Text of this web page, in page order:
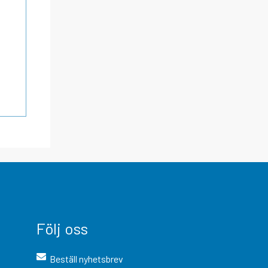
Följ oss
Beställ nyhetsbrev